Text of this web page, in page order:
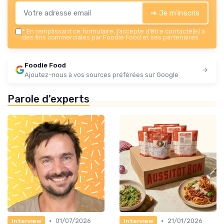
➔ Je m'inscris
* En remplissant ce formulaire, j’accepte d’être contacté(e) à
des fins commerciales par Foodie Food et ses partenaires.
Foodie Food
Ajoutez-nous à vos sources préférées sur Google
Parole d'experts
Interview • 01/07/2026 Interview • 21/01/2026